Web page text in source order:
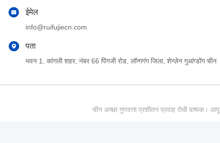
ईमेल
info@ruifujiecn.com
पता
भवन 1, कांगली शहर, नंबर 66 पिंगजी रोड, लॉन्गगंग जिला, शेन्ज़ेन गुआंग्डोंग चीन
चीन अच्छा गुणवत्ता प्रशीतन प्रवाह रोधी